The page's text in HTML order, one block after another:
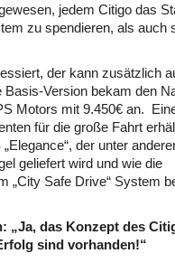
jedem Citigo das
zu spendieren, als auch
der kann zusätzlich
Version bekam den
Motors mit 9.450€ an.
für die große Fahrt
der unter
geliefert wird und wie die
„City Safe Drive“ System
„Ja, das Konzept des
sind vorhanden!“